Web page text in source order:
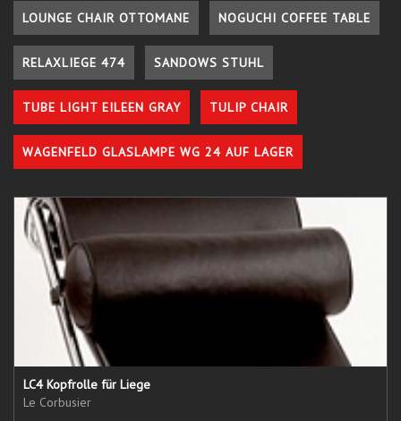
LOUNGE CHAIR OTTOMANE NOGUCHI COFFEE TABLE
RELAXLIEGE 474 SANDOWS STUHL
TUBE LIGHT EILEEN GRAY TULIP CHAIR
WAGENFELD GLASLAMPE WG 24 AUF LAGER
LC4 Kopfrolle für Liege
Le Corbusier